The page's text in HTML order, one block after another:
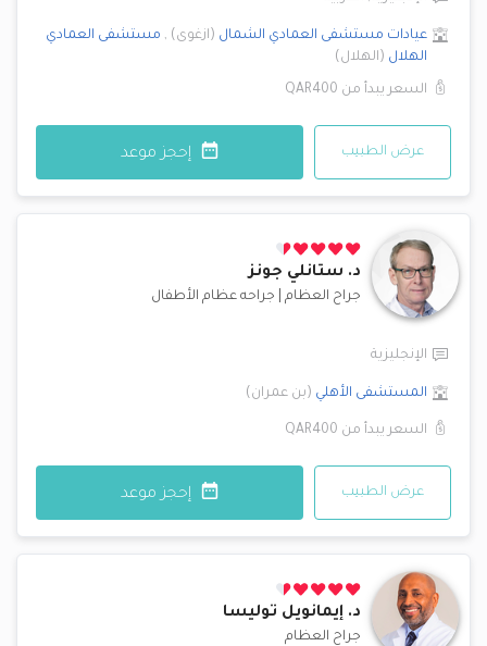
عيادات مستشفى العمادي الشمال (ازغوى)
, مستشفى العمادي
الهلال (الهلال)
السعر يبدأ من QAR400
عرض الطبيب إحجز موعد
د. ستانلي جونز
جراح العظام جراحه عظام الأطفال
الإنجليزية
المستشفى الأهلي (بن عمران)
السعر يبدأ من QAR400
عرض الطبيب إحجز موعد
د. إيمانويل توليسا
جراح العظام